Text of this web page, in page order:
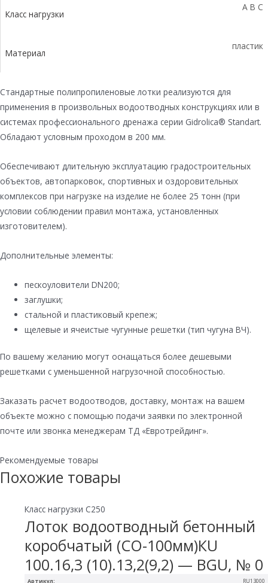
Класс нагрузки
A B C
Материал
пластик
Стандартные полипропиленовые лотки реализуются для
применения в произвольных водоотводных конструкциях или в
системах профессионального дренажа серии Gidrolica® Standart.
Обладают условным проходом в 200 мм.
Обеспечивают длительную эксплуатацию градостроительных
объектов, автопарковок, спортивных и оздоровительных
комплексов при нагрузке на изделие не более 25 тонн (при
условии соблюдении правил монтажа, установленных
изготовителем).
Дополнительные элементы:
пескоуловители DN200;
заглушки;
стальной и пластиковый крепеж;
щелевые и ячеистые чугунные решетки (тип чугуна ВЧ).
По вашему желанию могут оснащаться более дешевыми
решетками с уменьшенной нагрузочной способностью.
Заказать расчет водоотводов, доставку, монтаж на вашем
объекте можно с помощью подачи заявки по электронной
почте или звонка менеджерам ТД «Евротрейдинг».
Рекомендуемые товары
Похожие товары
Артикул: RU13000
Класс нагрузки C250
Лоток водоотводный бетонный
коробчатый (СО-100мм)КU
100.16,3 (10).13,2(9,2) — BGU, № 0